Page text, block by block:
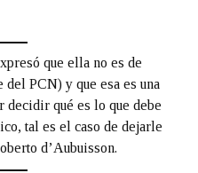
que ella no es de
PCN) y que esa es una
decidir qué es lo que debe
tal es el caso de dejarle
d’Aubuisson.